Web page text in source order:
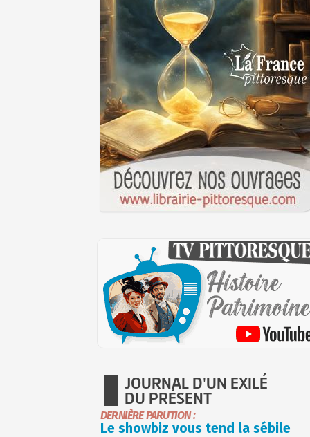
JOURNAL D'UN EXILÉ
DU PRÉSENT
DERNIÈRE PARUTION :
Le showbiz vous tend la sébile